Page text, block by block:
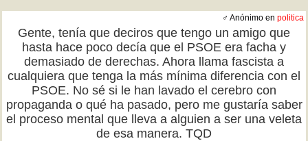
♂ Anónimo en politica
Gente, tenía que deciros que tengo un amigo que
hasta hace poco decía que el PSOE era facha y
demasiado de derechas. Ahora llama fascista a
cualquiera que tenga la más mínima diferencia con el
PSOE. No sé si le han lavado el cerebro con
propaganda o qué ha pasado, pero me gustaría saber
el proceso mental que lleva a alguien a ser una veleta
de esa manera. TQD